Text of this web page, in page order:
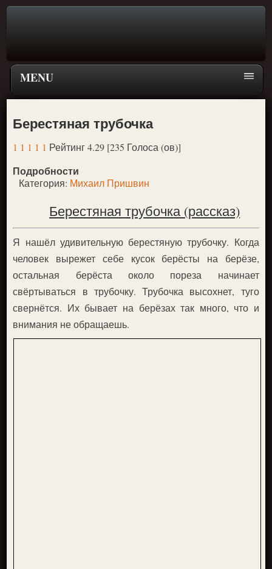
MENU
Главная страница
Поиск
ПЕРЕЙТИ К ГЛАВНОМУ МЕНЮ СКАЗОК
Новое
Берестяная трубочка
1 1 1 1 1 Рейтинг 4.29 [235 Голоса (ов)]
Подробности
Категория: Михаил Пришвин
Берестяная трубочка (рассказ)
Я нашёл удивительную берестяную трубочку. Когда
человек вырежет себе кусок берёсты на берёзе,
остальная берёста около пореза начинает
свёртываться в трубочку. Трубочка высохнет, туго
свернётся. Их бывает на берёзах так много, что и
внимания не обращаешь.